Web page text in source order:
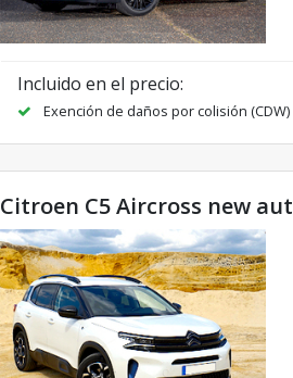
Incluido en el precio:
Exención de daños por colisión (CDW)
Citroen C5 Aircross new aut